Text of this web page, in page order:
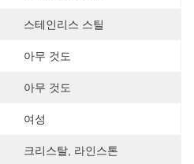
스테인리스 스틸
아무 것도
아무 것도
여성
크리스탈, 라인스톤